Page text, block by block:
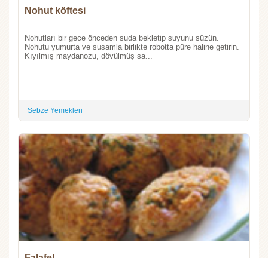
Nohut köftesi
Nohutları bir gece önceden suda bekletip suyunu süzün.
Nohutu yumurta ve susamla birlikte robotta püre haline getirin.
Kıyılmış maydanozu, dövülmüş sa...
Sebze Yemekleri